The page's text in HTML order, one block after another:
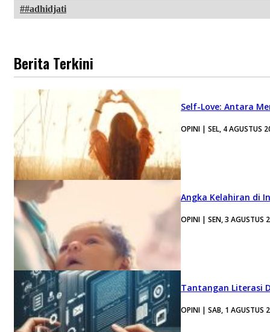
#adhidjati
Berita Terkini
Self-Love: Antara
OPINI | SEL, 4 AGUSTUS
Angka Kelahiran di
OPINI | SEN, 3 AGUSTUS
Tantangan Literasi
OPINI | SAB, 1 AGUSTUS